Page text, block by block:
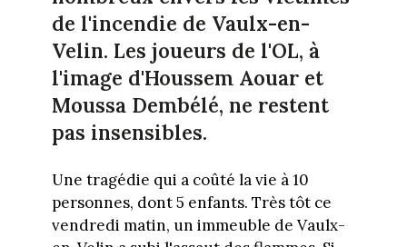
de l'incendie de Vaulx-en-
Velin. Les joueurs de l'OL, à
l'image d'Houssem Aouar et
Moussa Dembélé, ne restent
pas insensibles.
Une tragédie qui a coûté la vie à 10
personnes, dont 5 enfants. Très tôt ce
vendredi matin, un immeuble de Vaulx-